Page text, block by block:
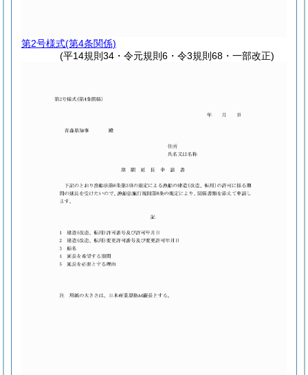
第2号様式(第4条関係)
(平14規則34・令元規則6・令3規則68・一部改正)